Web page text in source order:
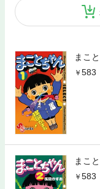
まこ
583
まこ
583